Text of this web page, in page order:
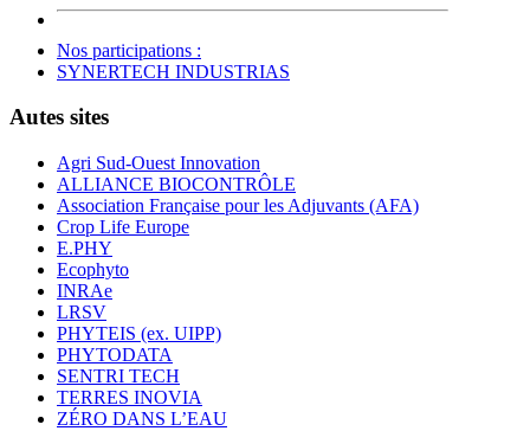
Nos participations :
SYNERTECH INDUSTRIAS
Autes sites
Agri Sud-Ouest Innovation
ALLIANCE BIOCONTRÔLE
Association Française pour les Adjuvants (AFA)
Crop Life Europe
E.PHY
Ecophyto
INRAe
LRSV
PHYTEIS (ex. UIPP)
PHYTODATA
SENTRI TECH
TERRES INOVIA
ZÉRO DANS L’EAU